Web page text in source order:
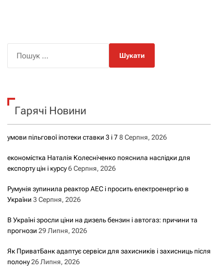
к
Гарячі Новини
умови пільгової іпотеки ставки 3 і 78 Серпня, 2026
економістка Наталія Колесніченко пояснила наслідки для
експорту цін і курсу6 Серпня, 2026
Румунія зупинила реактор АЕС і просить електроенергію в
України 3 Серпня, 2026
В Україні зросли ціни на дизель бензин і автогаз: причини та
прогнози 29 Липня, 2026
Як ПриватБанк адаптує сервіси для захисників і захисниць після
полону26 Липня, 2026